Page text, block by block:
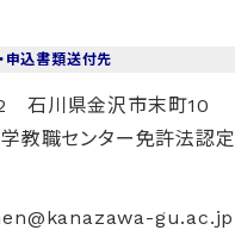
申込書類送付先
石川県金沢市末町10
教職センター免許法認定
gu.ac.jp